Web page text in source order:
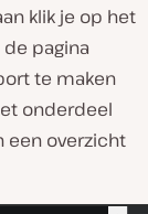
klik je op het
pagina
te maken
onderdeel
een overzicht